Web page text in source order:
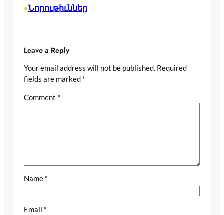
•Նորութիւններ
Leave a Reply
Your email address will not be published. Required
fields are marked *
Comment *
Name *
Email *